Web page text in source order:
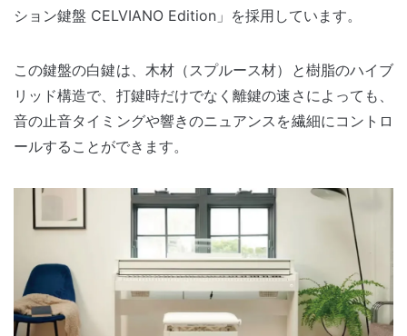
ション鍵盤 CELVIANO Edition」を採用しています。
この鍵盤の白鍵は、木材（スプルース材）と樹脂のハイブ
リッド構造で、打鍵時だけでなく離鍵の速さによっても、
音の止音タイミングや響きのニュアンスを繊細にコントロ
ールすることができます。